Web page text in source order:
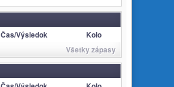
Čas/Výsledok
Kolo
Všetky zápasy